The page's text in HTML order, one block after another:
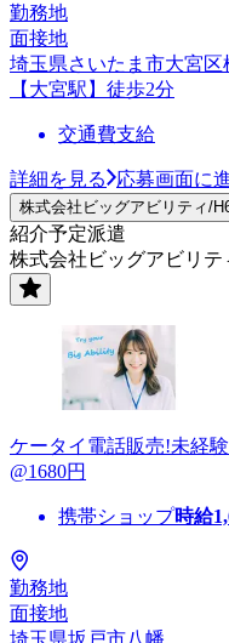
勤務地
面接地
埼玉県さいたま市大宮区
【大宮駅】徒歩2分
交通費支給
詳細を見る 応募画面に
株式会社ビッグアビリティ/
紹介予定派遣
株式会社ビッグアビリテ
ケータイ電話販売!未経
@1680円
携帯ショップ時給
勤務地
面接地
埼玉県坂戸市八幡